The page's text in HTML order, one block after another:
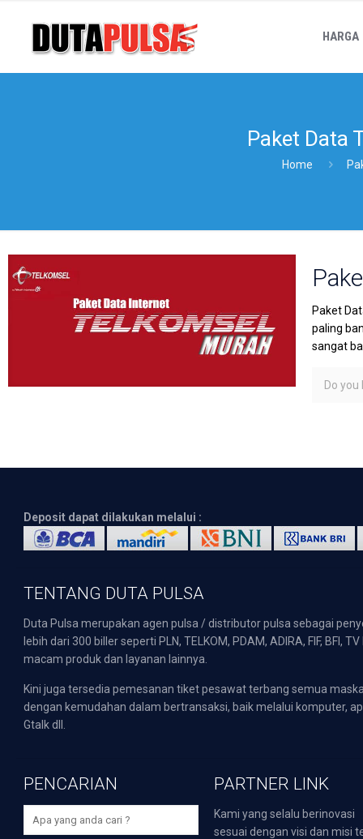
HARGA
Paket Data
Home
Paket
paling
sangat
Do you
Deposit dapat dilakukan melalui :
TENTANG DUTA PULSA
Duta Pulsa merupakan agen pulsa / distributor pulsa sebagai
lebih dari 300 biller seperti PLN, TELKOM, PDAM, ADIRA, FIF,
macam produk dan layanan lainnya.
Kini juga tersedia pemesanan tiket pesawat terbang semua
dengan kemudahan dalam bertransaksi, baik melalui komputer,
Gtalk dll.
PENCARIAN PARTNER LINK
Kami yang selalu berinovasi
sesuai dengan visi dan misi